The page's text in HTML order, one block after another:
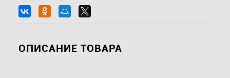
ОПИСАНИЕ ТОВАРА